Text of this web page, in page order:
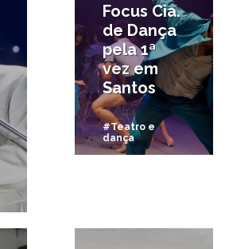
Focus Cia.
de Dança
pela 1ª
vez em
Santos
#Teatro e
dança